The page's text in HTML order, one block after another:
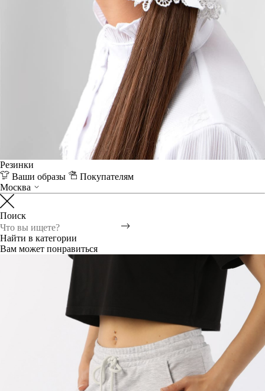
Резинки
Ваши образы
Покупателям
Москва
Поиск
Найти в категории
Вам может понравиться